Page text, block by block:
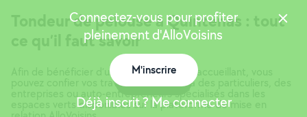
Tondeur de pelouse à Quintenas : tout
ce qu’il faut savoir
Afin de bénéficier d’un jardin plaisant et accueillant, vous
pouvez confier vos travaux d’entretien à des particuliers, des
entreprises ou auto-entrepreneurs spécialisés dans les
espaces verts disponibles sur la plateforme de mise en
Connectez-vous pour profiter
pleinement d'AlloVoisins
M'inscrire
Déjà inscrit ? Me connecter